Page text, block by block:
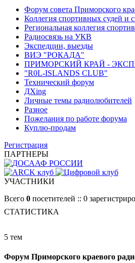
Форум совета Приморского
Коллегия спортивных судей и
Региональная коллегия
Радиосвязь на УКВ
Экспедции, выезды
ВИЭ "РОКАДА"
ПРИМОРСКИЙ КРАЙ -
"R0L-ISLANDS CLUB"
Технический форум
ДХing
Личные темы радиолюбителей
Разное
Пожелания по работе форума
Куплю-продам
Регистрация
ПАРТНЕРЫ
УЧАСТНИКИ
Всего 0 посетителей :: 0
СТАТИСТИКА
5 тем
Форум Приморского краевого